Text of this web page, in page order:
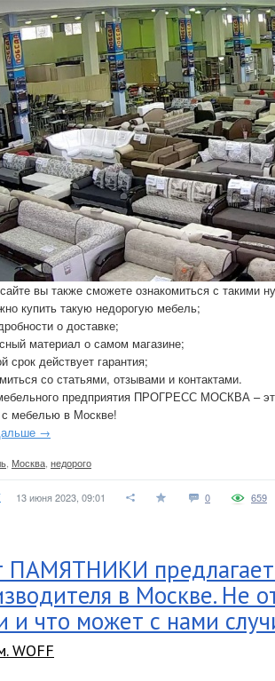
вы также сможете ознакомиться с такими
купить такую недорогую мебель;
о доставке;
материал о самом магазине;
срок действует гарантия;
со статьями, отзывами и контактами.
предприятия ПРОГРЕСС МОСКВА –
мебелью в Москве!
→
Москва недорого
13 июня 2023, 09:01 0 659
ПАМЯТНИКИ предлагает
в Москве. Не
и что может с нами
WOFF